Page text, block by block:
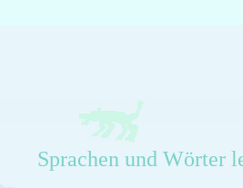
Sprachen und Wörter